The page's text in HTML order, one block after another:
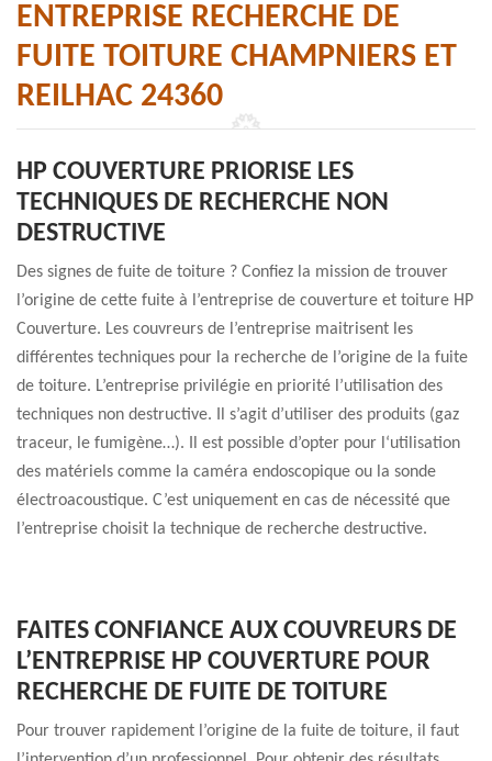
ENTREPRISE RECHERCHE DE
FUITE TOITURE CHAMPNIERS ET
REILHAC 24360
HP COUVERTURE PRIORISE LES
TECHNIQUES DE RECHERCHE NON
DESTRUCTIVE
Des signes de fuite de toiture ? Confiez la mission de trouver
l’origine de cette fuite à l’entreprise de couverture et toiture HP
Couverture. Les couvreurs de l’entreprise maitrisent les
différentes techniques pour la recherche de l’origine de la fuite
de toiture. L’entreprise privilégie en priorité l’utilisation des
techniques non destructive. Il s’agit d’utiliser des produits (gaz
traceur, le fumigène…). Il est possible d’opter pour l‘utilisation
des matériels comme la caméra endoscopique ou la sonde
électroacoustique. C’est uniquement en cas de nécessité que
l’entreprise choisit la technique de recherche destructive.
FAITES CONFIANCE AUX COUVREURS DE
L’ENTREPRISE HP COUVERTURE POUR
RECHERCHE DE FUITE DE TOITURE
Pour trouver rapidement l’origine de la fuite de toiture, il faut